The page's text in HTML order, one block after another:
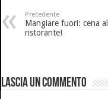
Precedente
Mangiare fuori: cena al
ristorante!
Lascia un commento